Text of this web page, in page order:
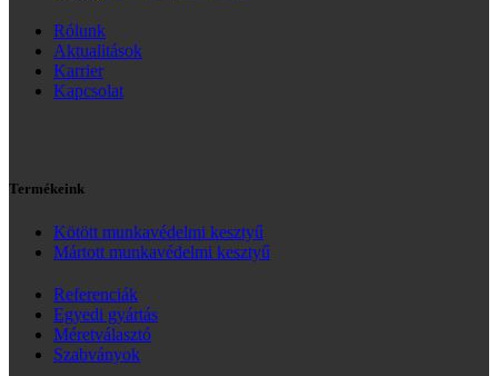
Rólunk
Aktualitások
Karrier
Kapcsolat
Termékeink
Kötött munkavédelmi kesztyű
Mártott munkavédelmi kesztyű
Referenciák
Egyedi gyártás
Méretválasztó
Szabványok